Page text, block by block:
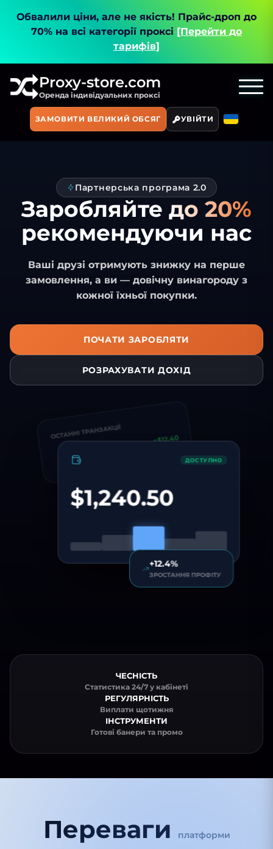
Обвалили ціни, але не якість! Прайс-дроп до
70% на всі категорії проксі [Перейти до
тарифів]
Proxy-store.com
Оренда індивідуальних проксі
ЗАМОВИТИ ВЕЛИКИЙ ОБСЯГ УВІЙТИ
Партнерська програма 2.0
Заробляйте до 20%
рекомендуючи нас
Ваші друзі отримують знижку на перше
замовлення, а ви — довічну винагороду з
кожної їхньої покупки.
ПОЧАТИ ЗАРОБЛЯТИ
РОЗРАХУВАТИ ДОХІД
ОСТАННІ ТРАНЗАКЦІЇ +$12.40
ДОСТУПНО
$1,240.50
+12.4%
ЧЕСНІСТЬ
Статистика 24/7 у кабінеті
РЕГУЛЯРНІСТЬ
Виплати щотижня
ІНСТРУМЕНТИ
Готові банери та промо
Переваги платформи